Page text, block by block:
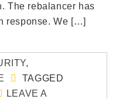
The rebalancer has
response. We […]
,
TAGGED
LEAVE A